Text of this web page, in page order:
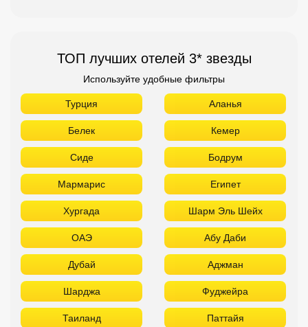
Хургада Шарм Эль Шейх
ОАЭ Абу Даби
Дубай Аджман
Шарджа Фуджейра
Таиланд Паттайя
Самуй Краби
Као Лак Пхукет
Вьетнам Нячанг
Фантьет Фукуок
Шри Ланка Куба